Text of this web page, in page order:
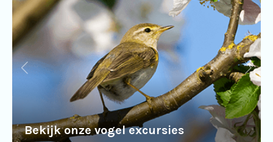
Bekijk onze vogel excursies